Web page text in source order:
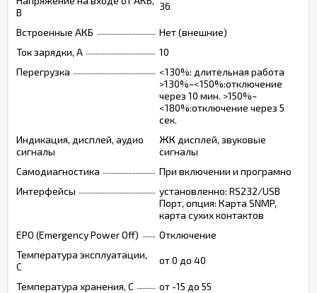
В
36
Встроенные АКБ
Нет (внешние)
Ток зарядки, А
10
Перегрузка
<130%: длительная работа
>130%~<150%:отключение
через 10 мин. >150%~
<180%:отключение через 5
сек.
Индикация, дисплей, аудио
сигналы
ЖК дисплей, звуковые
сигналы
Самодиагностика
При включении и програмно
Интерфейсы
установленно: RS232/USB
Порт, опция: Карта SNMP,
карта сухих контактов
EPO (Emergency Power Off)
Отключение
Температура эксплуатации,
C
от 0 до 40
Температура хранения, C
от -15 до 55